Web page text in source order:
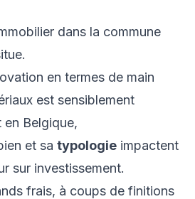
dans la commune
en termes de main
est sensiblement
Belgique,
et sa typologie impactent
sur investissement.
frais, à coups de finitions